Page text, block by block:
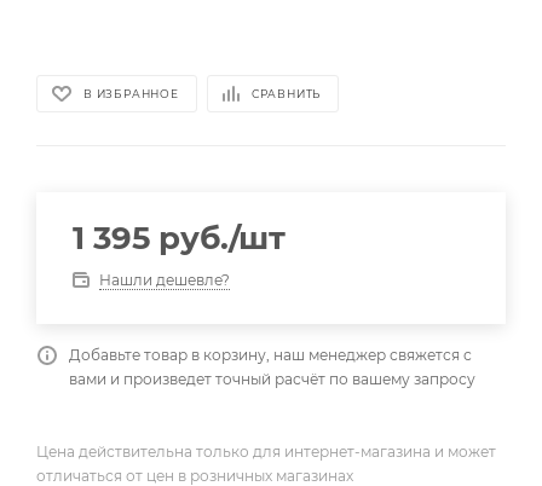
В ИЗБРАННОЕ СРАВНИТЬ
1 395 руб./шт
Нашли дешевле?
Добавьте товар в корзину, наш менеджер свяжется с
вами и произведет точный расчёт по вашему запросу
Цена действительна только для интернет-магазина и может
отличаться от цен в розничных магазинах